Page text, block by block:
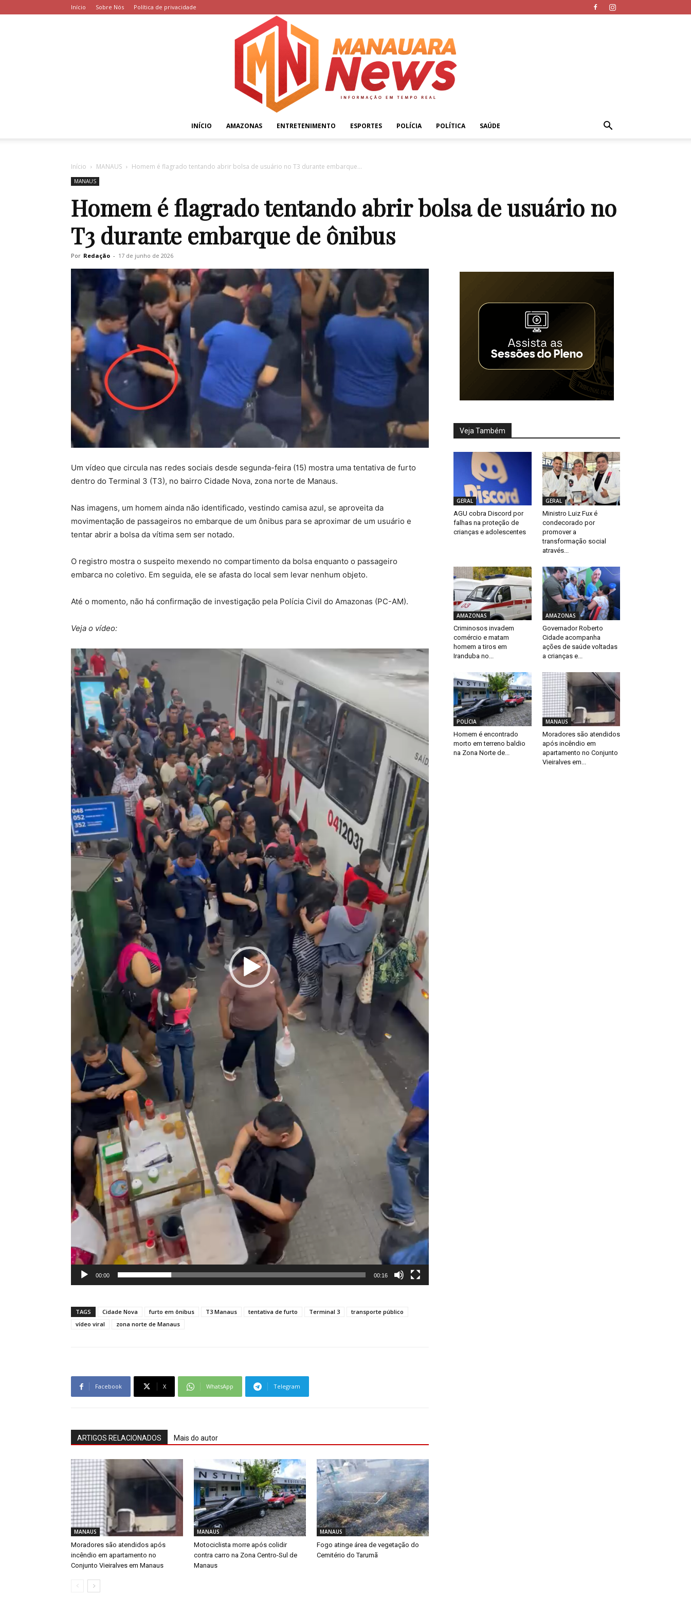
Início Sobre Nós Política de privacidade
News
INÍCIO AMAZONAS ENTRETENIMENTO ESPORTES POLÍCIA POLÍTICA SAÚDE
Início MANAUS Homem é flagrado tentando abrir bolsa de usuário no T3 durante embarque...
MANAUS
Homem é flagrado tentando abrir bolsa de usuário no
T3 durante embarque de ônibus
Por Redação - 17 de junho de 2026
Um vídeo que circula nas redes sociais desde segunda-feira (15) mostra uma tentativa de furto
dentro do Terminal 3 (T3), no bairro Cidade Nova, zona norte de Manaus.
Nas imagens, um homem ainda não identificado, vestindo camisa azul, se aproveita da
movimentação de passageiros no embarque de um ônibus para se aproximar de um usuário e
tentar abrir a bolsa da vítima sem ser notado.
O registro mostra o suspeito mexendo no compartimento da bolsa enquanto o passageiro
embarca no coletivo. Em seguida, ele se afasta do local sem levar nenhum objeto.
Até o momento, não há confirmação de investigação pela Polícia Civil do Amazonas (PC-AM).
Veja o vídeo:
Tocador
de
vídeo
00:00 00:16
TAGS Cidade Nova furto em ônibus T3 Manaus tentativa de furto Terminal 3
transporte público
vídeo viral
zona norte de Manaus
Facebook X WhatsApp Telegram
ARTIGOS RELACIONADOS Mais do autor
MANAUS
Moradores são atendidos após
incêndio em apartamento no
Conjunto Vieiralves em Manaus
MANAUS
Motociclista morre após colidir
contra carro na Zona Centro-Sul de
Manaus
MANAUS
Fogo atinge área de vegetação do
Cemitério do Tarumã
Veja Também
GERAL
AGU cobra Discord por
falhas na proteção de
crianças e adolescentes
GERAL
Ministro Luiz Fux é
condecorado por
promover a
transformação social
através...
AMAZONAS
Criminosos invadem
comércio e matam
homem a tiros em
Iranduba no...
AMAZONAS
Governador Roberto
Cidade acompanha
ações de saúde voltadas
a crianças e...
POLÍCIA
Homem é encontrado
morto em terreno baldio
na Zona Norte de...
MANAUS
Moradores são atendidos
após incêndio em
apartamento no Conjunto
Vieiralves em...